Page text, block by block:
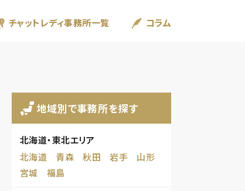
チャットレディ事務所一覧 コラム
地域別で事務所を探す
北海道・東北エリア
北海道
青森 秋田 岩手
山形
宮城
福島